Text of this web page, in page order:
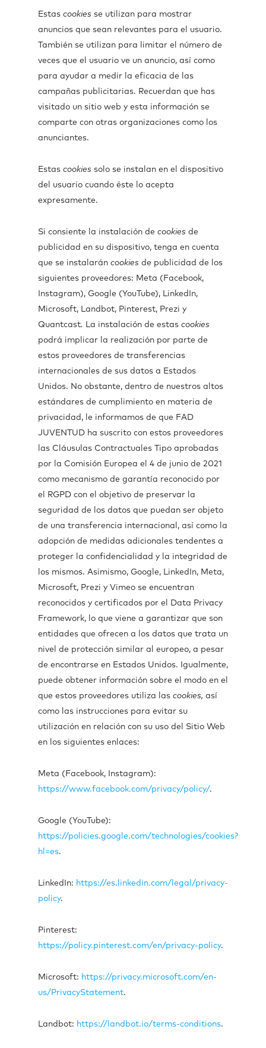
Estas cookies se utilizan para mostrar
anuncios que sean relevantes para el usuario.
También se utilizan para limitar el número de
veces que el usuario ve un anuncio, así como
para ayudar a medir la eficacia de las
campañas publicitarias. Recuerdan que has
visitado un sitio web y esta información se
comparte con otras organizaciones como los
anunciantes.
Estas cookies solo se instalan en el dispositivo
del usuario cuando éste lo acepta
expresamente.
Si consiente la instalación de cookies de
publicidad en su dispositivo, tenga en cuenta
que se instalarán cookies de publicidad de los
siguientes proveedores: Meta (Facebook,
Instagram), Google (YouTube), LinkedIn,
Microsoft, Landbot, Pinterest, Prezi y
Quantcast. La instalación de estas cookies
podrá implicar la realización por parte de
estos proveedores de transferencias
internacionales de sus datos a Estados
Unidos. No obstante, dentro de nuestros altos
estándares de cumplimiento en materia de
privacidad, le informamos de que FAD
JUVENTUD ha suscrito con estos proveedores
las Cláusulas Contractuales Tipo aprobadas
por la Comisión Europea el 4 de junio de 2021
como mecanismo de garantía reconocido por
el RGPD con el objetivo de preservar la
seguridad de los datos que puedan ser objeto
de una transferencia internacional, así como la
adopción de medidas adicionales tendentes a
proteger la confidencialidad y la integridad de
los mismos. Asimismo, Google, LinkedIn, Meta,
Microsoft, Prezi y Vimeo se encuentran
reconocidos y certificados por el Data Privacy
Framework, lo que viene a garantizar que son
entidades que ofrecen a los datos que trata un
nivel de protección similar al europeo, a pesar
de encontrarse en Estados Unidos. Igualmente,
puede obtener información sobre el modo en el
que estos proveedores utiliza las cookies, así
como las instrucciones para evitar su
utilización en relación con su uso del Sitio Web
en los siguientes enlaces:
Meta (Facebook, Instagram):
https://www.facebook.com/privacy/policy/.
Google (YouTube):
https://policies.google.com/technologies/cookies?
hl=es.
LinkedIn: https://es.linkedin.com/legal/privacy-
policy.
Pinterest:
https://policy.pinterest.com/en/privacy-policy.
Microsoft: https://privacy.microsoft.com/en-
us/PrivacyStatement.
Landbot: https://landbot.io/terms-conditions.